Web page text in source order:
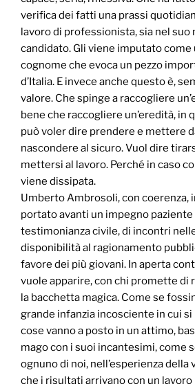
verifica dei fatti una prassi
lavoro di professionista, sia nel suo
candidato. Gli viene imputato come
cognome che evoca un pezzo
d’Italia. E invece anche questo è,
valore. Che spinge a raccogliere
bene che raccogliere un’eredità, in
può voler dire prendere e mettere
nascondere al sicuro. Vuol dire
mettersi al lavoro. Perché in caso
viene dissipata.
Umberto Ambrosoli, con coerenza,
portato avanti un impegno
testimonianza civile, di incontri
disponibilità al ragionamento
favore dei più giovani. In aperta
vuole apparire, con chi promette di
la bacchetta magica. Come se
grande infanzia incosciente in cui
cose vanno a posto in un attimo,
mago con i suoi incantesimi, come
ognuno di noi, nell’esperienza
che i risultati arrivano con un